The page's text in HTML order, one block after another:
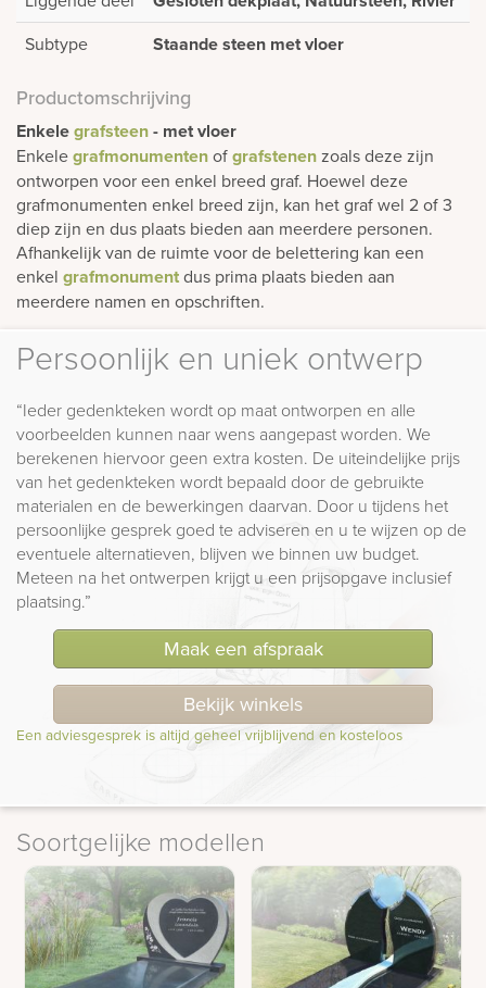
Subtype Staande steen met vloer
Productomschrijving
Enkelegrafsteen- met vloer
Enkelegrafmonumentenofgrafstenenzoals deze zijn
ontworpen voor een enkel breed graf. Hoewel deze
grafmonumenten enkel breed zijn, kan het graf wel 2 of 3
diep zijn en dus plaats bieden aan meerdere personen.
Afhankelijk van de ruimte voor de belettering kan een
enkel grafmonumentdus prima plaats bieden aan
meerdere namen en opschriften.
Persoonlijk en uniek ontwerp
“Ieder gedenkteken wordt op maat ontworpen en alle
voorbeelden kunnen naar wens aangepast worden. We
berekenen hiervoor geen extra kosten. De uiteindelijke prijs
van het gedenkteken wordt bepaald door de gebruikte
materialen en de bewerkingen daarvan. Door u tijdens het
persoonlijke gesprek goed te adviseren en u te wijzen op de
eventuele alternatieven, blijven we binnen uw budget.
Meteen na het ontwerpen krijgt u een prijsopgave inclusief
plaatsing.”
Maak een afspraak
Bekijk winkels
Een adviesgesprek is altijd geheel vrijblijvend en kosteloos
Soortgelijke modellen